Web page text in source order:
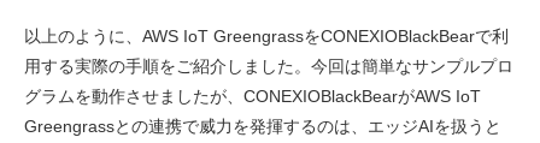
以上のように、AWS IoT GreengrassをCONEXIOBlackBearで利
用する実際の手順をご紹介しました。今回は簡単なサンプルプロ
グラムを動作させましたが、CONEXIOBlackBearがAWS IoT
Greengrassとの連携で威力を発揮するのは、エッジAIを扱うと